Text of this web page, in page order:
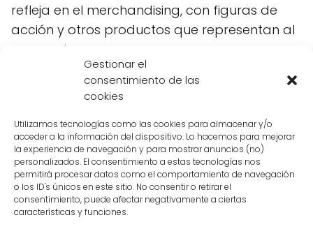
Gestionar el
consentimiento de las
cookies
Utilizamos tecnologías como las cookies para almacenar y/o
acceder a la información del dispositivo. Lo hacemos para mejorar
la experiencia de navegación y para mostrar anuncios (no)
personalizados. El consentimiento a estas tecnologías nos
permitirá procesar datos como el comportamiento de navegación
o los ID's únicos en este sitio. No consentir o retirar el
consentimiento, puede afectar negativamente a ciertas
características y funciones.
refleja en el merchandising, con figuras de
acción y otros productos que representan al
personaje.
El poderoso legado deFreezer
se debe a su
fuerza descomunal y su impacto en la cultura
popular y en los fans deDragon Ball. Su
apariencia única, sus batallas épicas y su
capacidad de destrucción han dejado una
marca imborrable en la serie y en la memoria
de los espectadores. Sin duda,Freezer
seguirá siendo uno de los personajes más